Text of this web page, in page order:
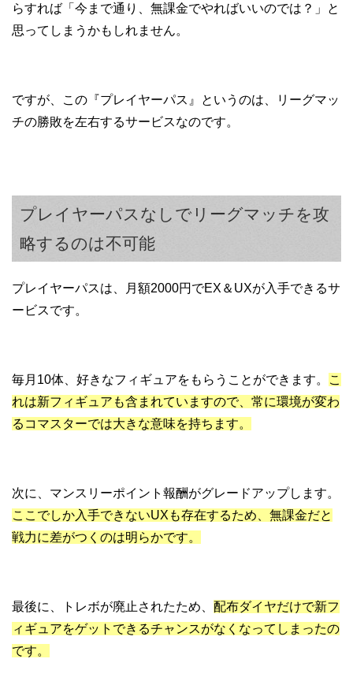
らすれば「今まで通り、無課金でやればいいのでは？」と
思ってしまうかもしれません。
ですが、この『プレイヤーパス』というのは、リーグマッ
チの勝敗を左右するサービスなのです。
プレイヤーパスなしでリーグマッチを攻
略するのは不可能
プレイヤーパスは、月額2000円でEX＆UXが入手できるサ
ービスです。
毎月10体、好きなフィギュアをもらうことができます。
こ
れは新フィギュアも含まれていますので、常に環境が変わ
るコマスターでは大きな意味を持ちます。
次に、マンスリーポイント報酬がグレードアップします。
ここでしか入手できないUXも存在するため、無課金だと
戦力に差がつくのは明らかです。
最後に、トレボが廃止されたため、 配布ダイヤだけで新フ
ィギュアをゲットできるチャンスがなくなってしまったの
です。